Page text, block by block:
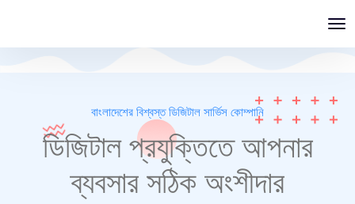
বাংলাদেশের বিশ্বস্ত ডিজিটাল সার্ভিস কোম্পানি
ডিজিটাল প্রযুক্তিতে আপনার
ব্যবসার সঠিক অংশীদার